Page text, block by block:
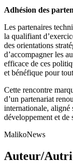
Adhésion des
Les partenaires
la qualifiant
des orientations
d’accompagner les
efficace de ces
et bénéfique pour
Cette rencontre
d’un partenariat
internationale, aligné
développement et de
MalikoNews
Auteur/